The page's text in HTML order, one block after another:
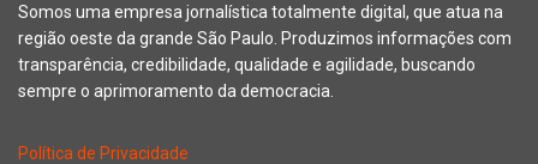
Somos uma empresa jornalística totalmente digital, que atua na
região oeste da grande São Paulo. Produzimos informações com
transparência, credibilidade, qualidade e agilidade, buscando
sempre o aprimoramento da democracia.
Política de Privacidade